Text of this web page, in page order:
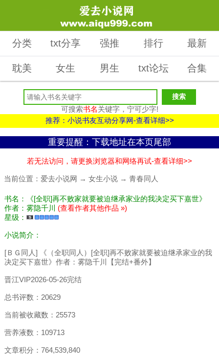
分类 txt分享 强推 排行 最新
耽美 女生 男生 txt论坛 合集
可搜索书名关键字，宁可少字!
推荐：小说书友互动分享网-查看详细>>
重要提醒：下载地址在本页尾部
若无法访问，请更换浏览器和网络再试-查看详细>>
当前位置： 爱去小说网 → 女生小说 → 青春同人
书名：《[全职]再不败家就要被迫继承家业的我决定买下嘉世》
作者：雾隐千川
(查看作者其他作品 »)
星级：
小说简介：
[ＢＧ同人] 《（全职同人）[全职]再不败家就要被迫继承家业的我
决定买下嘉世》作者：雾隐千川【完结+番外】
晋江VIP2026-05-26完结
总书评数：20629
当前被收藏数：25573
营养液数：109713
文章积分：764,539,840